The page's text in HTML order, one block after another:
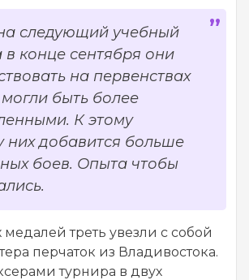
следующий учебный
в конце сентября они
на первенствах
быть более
К этому
них добавится больше
боев. Опыта чтобы
медалей треть увезли с собой
перчаток из Владивостока.
турнира в двух